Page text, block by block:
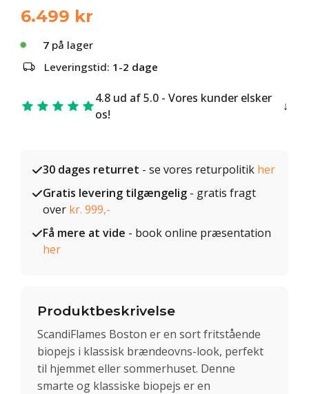
6.499 kr
7 på lager
Leveringstid: 1-2 dage
4.8 ud af 5.0 - Vores kunder elsker
os!
30 dages returret - se vores returpolitik her
Gratis levering tilgængelig - gratis fragt
over kr. 999,-
Få mere at vide - book online præsentation
her
Produktbeskrivelse
ScandiFlames Boston er en sort fritstående
biopejs i klassisk brændeovns-look, perfekt
til hjemmet eller sommerhuset. Denne
smarte og klassiske biopejs er en